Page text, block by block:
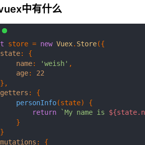
中有什么
store = new Vuex. Store({
state: {
name: 'weish' ,
age: 22
getters : {
personInfo(state) {
return
`My name is
}
mutations : {